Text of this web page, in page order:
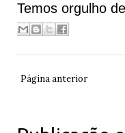
Temos orgulho
Página anterior